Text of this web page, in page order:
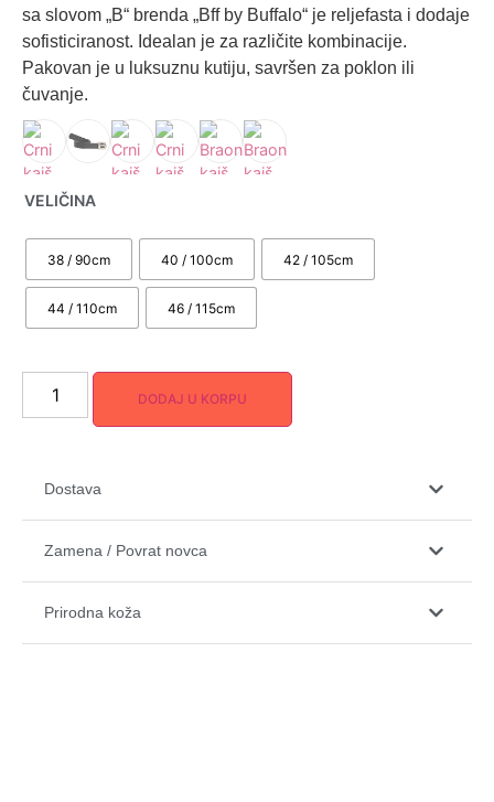
sa slovom „B“ brenda „Bff by Buffalo“ je reljefasta i dodaje
sofisticiranost. Idealan je za različite kombinacije.
Pakovan je u luksuznu kutiju, savršen za poklon ili
čuvanje.
VELIČINA
38 / 90cm 40 / 100cm 42 / 105cm
44 / 110cm 46 / 115cm
DODAJ U KORPU
Dostava
Zamena / Povrat novca
Prirodna koža